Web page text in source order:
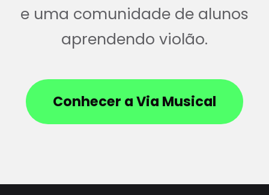
e uma comunidade de alunos
aprendendo violão.
Conhecer a Via Musical